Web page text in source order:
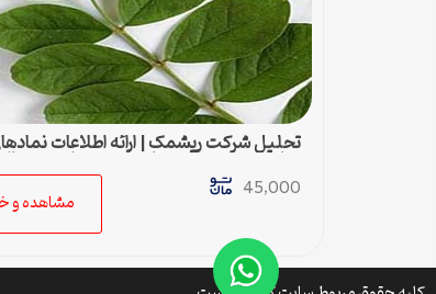
تحلیل شرکت ریشمک | ارائه اطلاعات
45,000
مشاهده و